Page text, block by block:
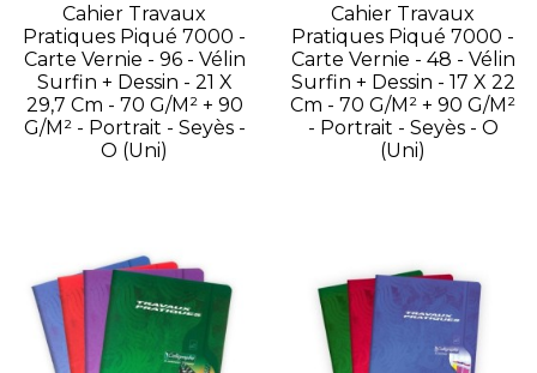
Cahier Travaux
Pratiques Piqué 7000 -
Carte Vernie - 96 - Vélin
Surfin + Dessin - 21 X
29,7 Cm - 70 G/m² + 90
G/m² - Portrait - Seyès -
O (Uni)
Cahier Travaux
Pratiques Piqué 7000 -
Carte Vernie - 48 - Vélin
Surfin + Dessin - 17 X 22
Cm - 70 G/m² + 90 G/m²
- Portrait - Seyès - O
(Uni)